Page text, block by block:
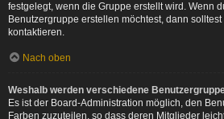
festgelegt, wenn die Gruppe erstellt wird. Wenn
Benutzergruppe erstellen möchtest, dann
kontaktieren.
Nach oben
Weshalb werden verschiedene
Es ist der Board-Administration möglich, den
Farben zuzuteilen, so dass deren Mitglieder